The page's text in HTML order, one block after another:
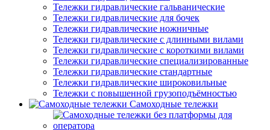
Тележки гидравлические гальванические
Тележки гидравлические для бочек
Тележки гидравлические ножничные
Тележки гидравлические с длинными вилами
Тележки гидравлические с короткими вилами
Тележки гидравлические специализированные
Тележки гидравлические стандартные
Тележки гидравлические широковильные
Тележки с повышенной грузоподъёмностью
Самоходные тележки